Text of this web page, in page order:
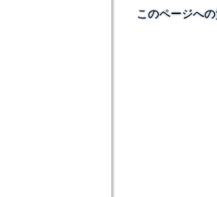
このページへ